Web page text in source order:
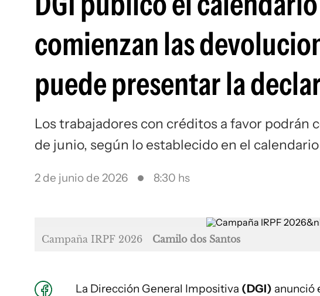
comienzan las
puede presentar la
Los trabajadores con créditos a favor podrán
de junio, según lo establecido en el
2 de junio de 2026 8:30 hs
Campaña IRPF 2026 Camilo dos Santos
La Dirección General Impositiva (DGI) anunció